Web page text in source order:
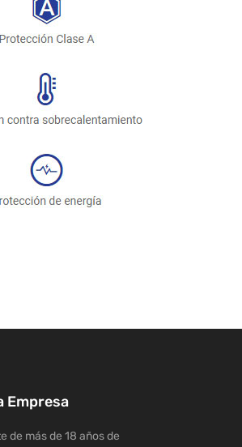
Empresa
de más de 18 años de